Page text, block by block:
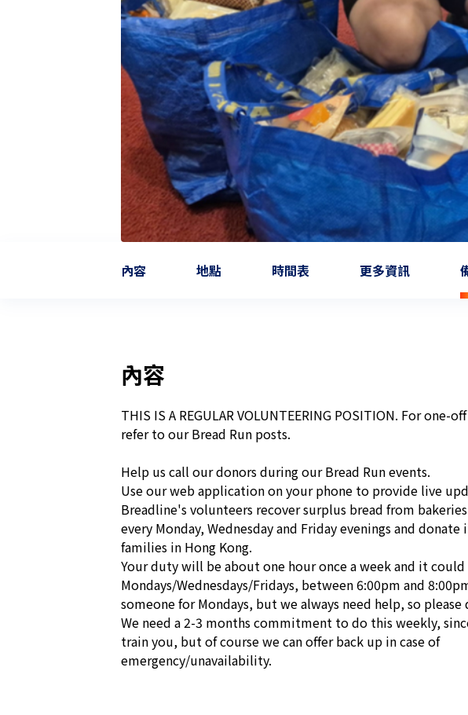
內容 地點 時間表 更多資訊
內容
THIS IS A REGULAR VOLUNTEERING POSITION. For one-
refer to our Bread Run posts.
Help us call our donors during our Bread Run events.
Use our web application on your phone to provide live
Breadline's volunteers recover surplus bread from
every Monday, Wednesday and Friday evenings and
families in Hong Kong.
Your duty will be about one hour once a week and it could
Mondays/Wednesdays/Fridays, between 6:00pm and
someone for Mondays, but we always need help, so
We need a 2-3 months commitment to do this weekly,
train you, but of course we can offer back up in case of
emergency/unavailability.